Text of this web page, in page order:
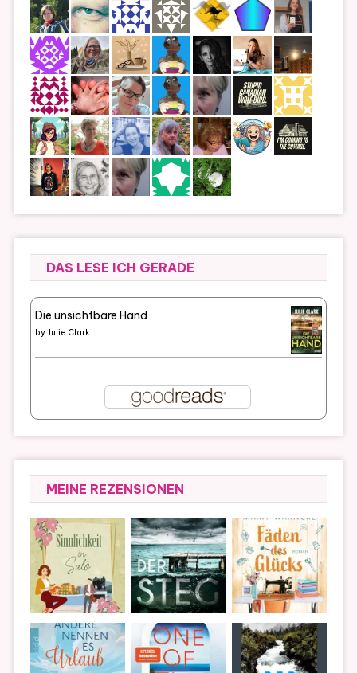
DAS LESE ICH GERADE
Die unsichtbare Hand
byJulie Clark
MEINE REZENSIONEN